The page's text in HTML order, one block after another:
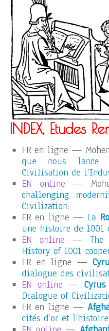
INDEX, Etudes
FR en ligne —
que nous
Civilisation de
EN online —
challenging
Civilization;
FR en ligne — La
une histoire de 1001
EN online — The
History of 1001
FR en ligne —
dialogue des
EN online —
Dialogue of
FR en ligne —
cités d’or et